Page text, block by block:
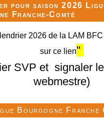
Bourgogne Franche
pour saison 2026
Franche-Comté
2026 de la LAM
sur ce lien"
SVP et signaler
webmestre)